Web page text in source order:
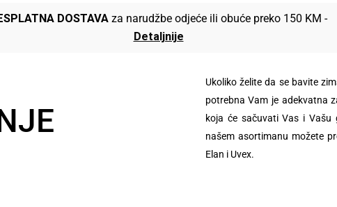
DOSTAVA za narudžbe odjeće ili obuće preko 150 KM -
Detaljnije
Ukoliko želite da se bavite
potrebna Vam je adekvatna
koja će sačuvati Vas i
našem asortimanu možete
Elan i Uvex.